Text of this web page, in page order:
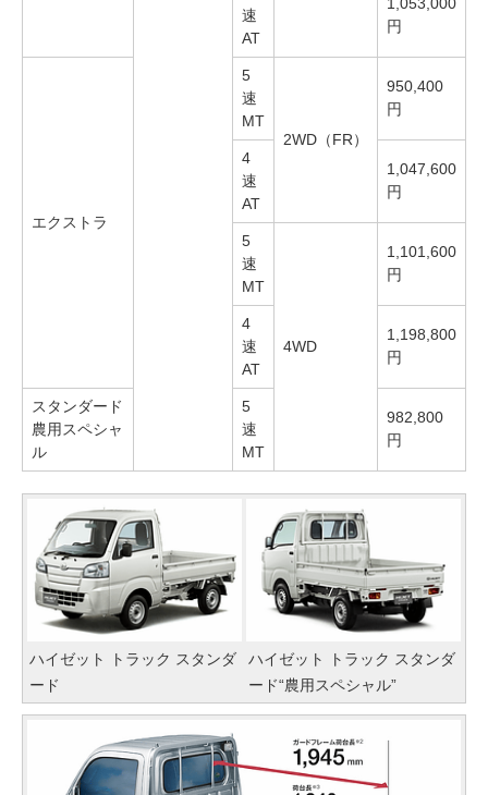
速
AT
円
エクストラ
5
速
MT
2WD（FR）
950,400
円
4
速
AT
1,047,600
円
5
速
MT
4WD
1,101,600
円
4
速
AT
1,198,800
円
スタンダード
農用スペシャ
ル
5
速
MT
982,800
円
ハイゼット トラック スタンダ
ード
ハイゼット トラック スタンダ
ード“農用スペシャル”